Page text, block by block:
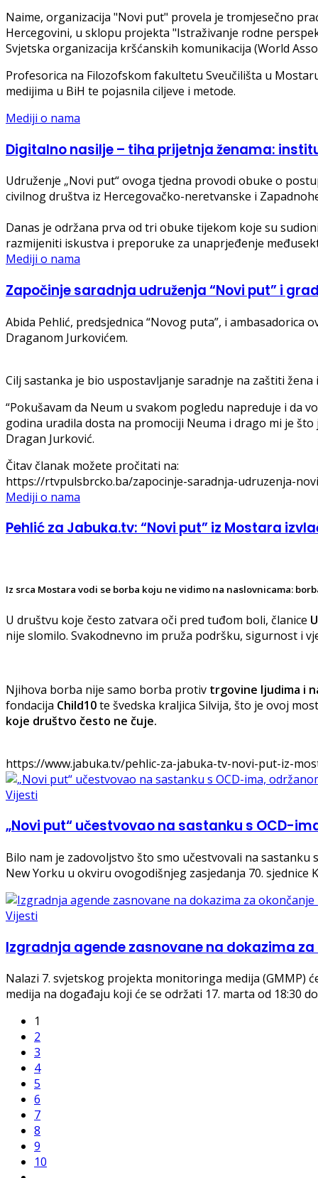
Naime, organizacija "Novi put" provela je tromjesečno
Hercegovini, u sklopu projekta "Istraživanje rodne
Svjetska organizacija kršćanskih komunikacija (World
Profesorica na Filozofskom fakultetu Sveučilišta u
medijima u BiH te pojasnila ciljeve i metode.
Mediji o nama
Digitalno nasilje – tiha prijetnja ženama:
Udruženje „Novi put“ ovoga tjedna provodi obuke o
civilnog društva iz Hercegovačko-neretvanske i
Danas je održana prva od tri obuke tijekom koje su
razmijeniti iskustva i preporuke za unaprjeđenje
Mediji o nama
Započinje saradnja udruženja “Novi put” i
Abida Pehlić, predsjednica “Novog puta”, i
Draganom Jurkovićem.
Cilj sastanka je bio uspostavljanje saradnje na zaštiti žena
“Pokušavam da Neum u svakom pogledu napreduje i da
godina uradila dosta na promociji Neuma i drago mi je
Dragan Jurković.
Čitav članak možete pročitati na:
https://rtvpulsbrcko.ba/zapocinje-saradnja-udruzenja-
Mediji o nama
Pehlić za Jabuka.tv: “Novi put” iz Mostara
Iz srca Mostara vodi se borba koju ne vidimo na naslovnicama:
U društvu koje često zatvara oči pred tuđom boli, članice
nije slomilo. Svakodnevno im pruža podršku, sigurnost i
Njihova borba nije samo borba protiv trgovine ljudima i
fondacija Child10te švedska kraljica Silvija, što je ovoj
koje društvo često ne čuje.
https://www.jabuka.tv/pehlic-za-jabuka-tv-novi-put-iz-
Vijesti
„Novi put“ učestvovao na sastanku s OCD-
Bilo nam je zadovoljstvo što smo učestvovali na
New Yorku u okviru ovogodišnjeg zasjedanja 70. sjednice
Vijesti
Izgradnja agende zasnovane na dokazima
Nalazi 7. svjetskog projekta monitoringa medija (GMMP)
medija na događaju koji će se održati 17. marta od 18:30
1
2
3
4
5
6
7
8
9
10